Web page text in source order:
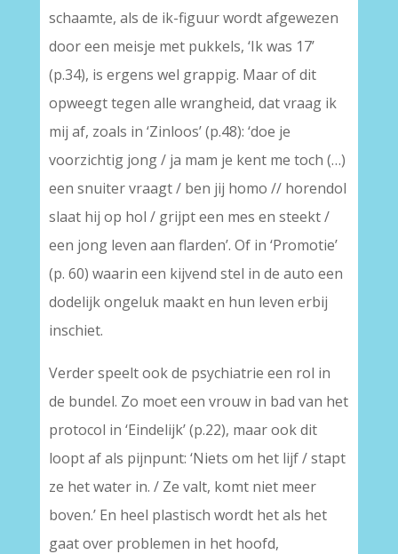
schaamte, als de ik-figuur wordt afgewezen
door een meisje met pukkels, ‘Ik was 17’
(p.34), is ergens wel grappig. Maar of dit
opweegt tegen alle wrangheid, dat vraag ik
mij af, zoals in ‘Zinloos’ (p.48): ‘doe je
voorzichtig jong / ja mam je kent me toch (…)
een snuiter vraagt / ben jij homo // horendol
slaat hij op hol / grijpt een mes en steekt /
een jong leven aan flarden’. Of in ‘Promotie’
(p. 60) waarin een kijvend stel in de auto een
dodelijk ongeluk maakt en hun leven erbij
inschiet.
Verder speelt ook de psychiatrie een rol in
de bundel. Zo moet een vrouw in bad van het
protocol in ‘Eindelijk’ (p.22), maar ook dit
loopt af als pijnpunt: ‘Niets om het lijf / stapt
ze het water in. / Ze valt, komt niet meer
boven.’ En heel plastisch wordt het als het
gaat over problemen in het hoofd,